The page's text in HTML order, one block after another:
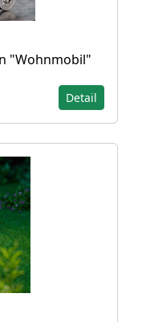
"Wohnmobil"
Detail